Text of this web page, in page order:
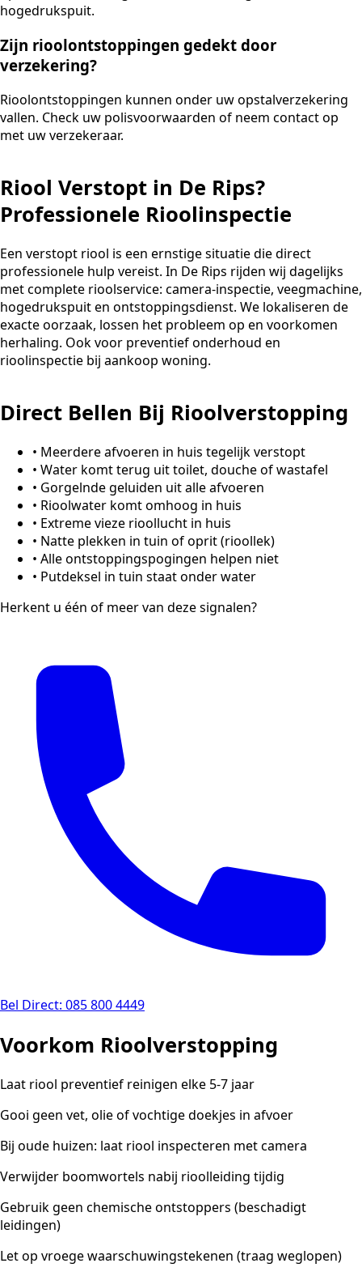
hogedrukspuit.
Zijn rioolontstoppingen gedekt door
verzekering?
Rioolontstoppingen kunnen onder uw opstalverzekering
vallen. Check uw polisvoorwaarden of neem contact op
met uw verzekeraar.
Riool Verstopt in De Rips?
Professionele Rioolinspectie
Een verstopt riool is een ernstige situatie die direct
professionele hulp vereist. In De Rips rijden wij dagelijks
met complete rioolservice: camera-inspectie, veegmachine,
hogedrukspuit en ontstoppingsdienst. We lokaliseren de
exacte oorzaak, lossen het probleem op en voorkomen
herhaling. Ook voor preventief onderhoud en
rioolinspectie bij aankoop woning.
Direct Bellen Bij Rioolverstopping
• Meerdere afvoeren in huis tegelijk verstopt
• Water komt terug uit toilet, douche of wastafel
• Gorgelnde geluiden uit alle afvoeren
• Rioolwater komt omhoog in huis
• Extreme vieze rioollucht in huis
• Natte plekken in tuin of oprit (rioollek)
• Alle ontstoppingspogingen helpen niet
• Putdeksel in tuin staat onder water
Herkent u één of meer van deze signalen?
Bel Direct: 085 800 4449
Voorkom Rioolverstopping
Laat riool preventief reinigen elke 5-7 jaar
Gooi geen vet, olie of vochtige doekjes in afvoer
Bij oude huizen: laat riool inspecteren met camera
Verwijder boomwortels nabij rioolleiding tijdig
Gebruik geen chemische ontstoppers (beschadigt
leidingen)
Let op vroege waarschuwingstekenen (traag weglopen)